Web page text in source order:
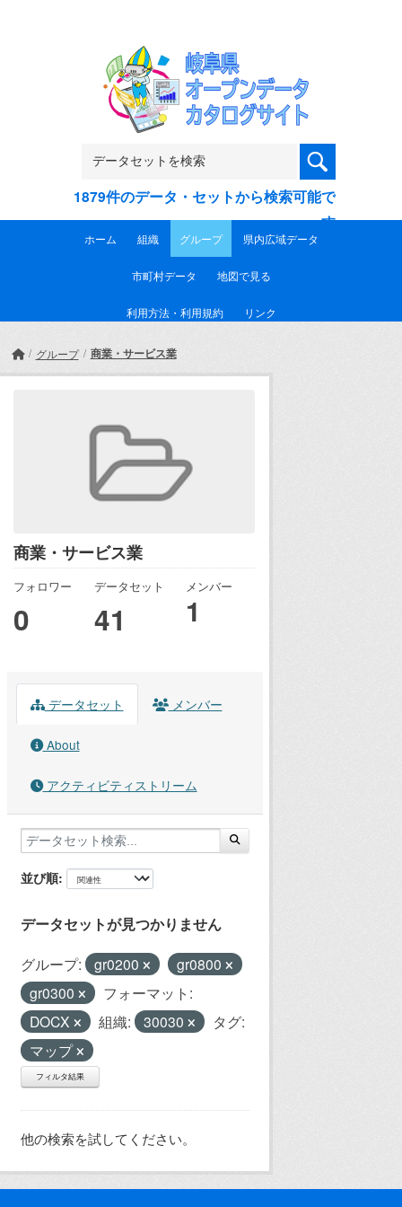
1879件のデータ・セットから検索可能で
す
ホーム 組織 グループ 県内広域データ
市町村データ 地図で見る
利用方法・利用規約 リンク
グループ 商業・サービス業
商業・サービス業
フォロワー
0
データセット
41
メンバー
1
データセット メンバー
About
アクティビティストリーム
並び順
データセットが見つかりません
グループ: gr0200
gr0800
gr0300
フォーマット:
DOCX
組織: 30030
タグ:
マップ
フィルタ結果
他の検索を試してください。